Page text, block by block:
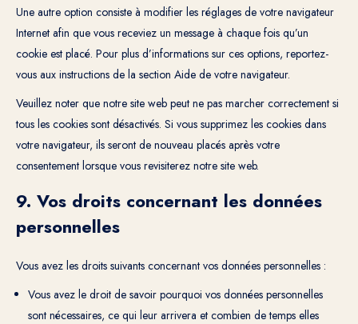
Une autre option consiste à modifier les réglages de votre navigateur
Internet afin que vous receviez un message à chaque fois qu’un
cookie est placé. Pour plus d’informations sur ces options, reportez-
vous aux instructions de la section Aide de votre navigateur.
Veuillez noter que notre site web peut ne pas marcher correctement si
tous les cookies sont désactivés. Si vous supprimez les cookies dans
votre navigateur, ils seront de nouveau placés après votre
consentement lorsque vous revisiterez notre site web.
9. Vos droits concernant les données
personnelles
Vous avez les droits suivants concernant vos données personnelles :
Vous avez le droit de savoir pourquoi vos données personnelles
sont nécessaires, ce qui leur arrivera et combien de temps elles